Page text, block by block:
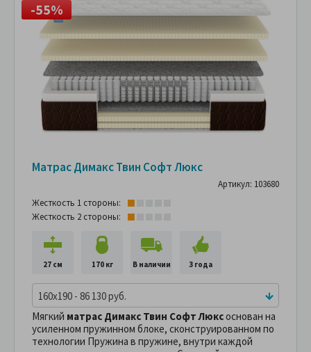
-55%
Матрас Димакс Твин Софт Люкс
Артикул: 103680
Жесткость 1 стороны:
Жесткость 2 стороны:
27 см 170 кг В наличии 3 года
160x190 - 86 130 руб.
Мягкий матрас Димакс Твин Софт Люксоснован на
усиленном пружинном блоке, сконструированном по
технологии Пружина в пружине, внутри каждой